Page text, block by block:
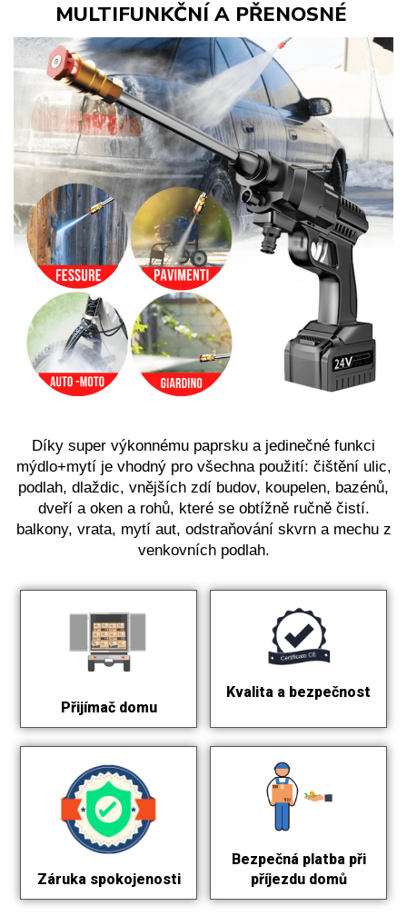
MULTIFUNKČNÍ A PŘENOSNÉ
Díky super výkonnému paprsku a jedinečné funkci
mýdlo+mytí je vhodný pro všechna použití: čištění ulic,
podlah, dlaždic, vnějších zdí budov, koupelen, bazénů,
dveří a oken a rohů, které se obtížně ručně čistí.
balkony, vrata, mytí aut, odstraňování skvrn a mechu z
venkovních podlah.
Přijímač domu
Kvalita a bezpečnost
Záruka spokojenosti
Bezpečná platba při
příjezdu domů